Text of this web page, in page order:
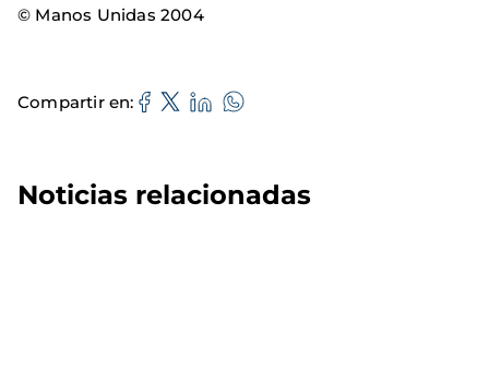
© Manos Unidas 2004
Compartir en
Noticias relacionadas